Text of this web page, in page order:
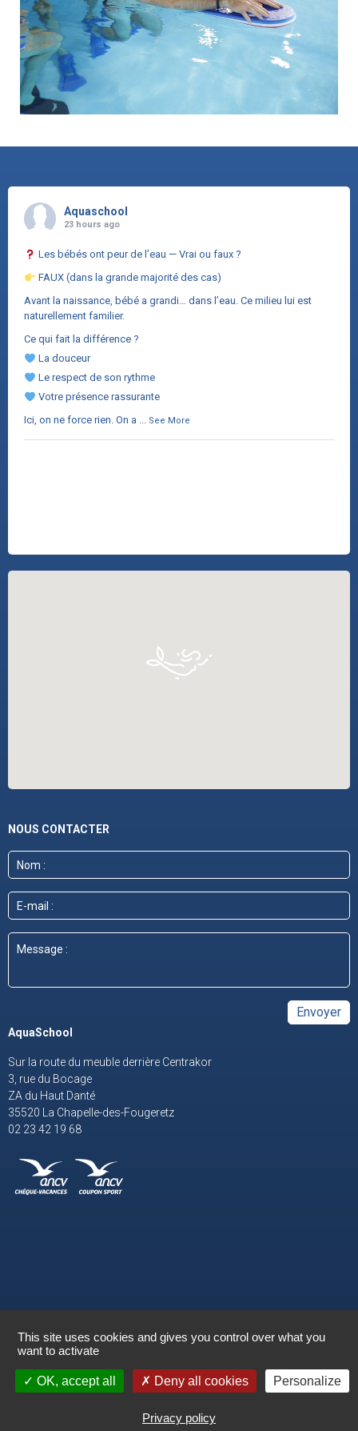
Aquaschool
23 hours ago
Les bébés ont peur de l’eau — Vrai ou faux ?
FAUX (dans la grande majorité des cas)
Avant la naissance, bébé a grandi… dans l’eau. Ce milieu lui est
naturellement familier.
Ce qui fait la différence ?
La douceur
Le respect de son rythme
Votre présence rassurante
Ici, on ne force rien. On a ... See More
NOUS CONTACTER
AquaSchool
Sur la route du meuble derrière Centrakor
3, rue du Bocage
ZA du Haut Danté
35520 La Chapelle-des-Fougeretz
02 23 42 19 68
© Aquaschool 2021
Politique de confidentialité
Mentions légales
Réalisé par :Imagic.fr
This site uses cookies and gives you control over what you
want to activate
OK, accept all Deny all cookies Personalize
Privacy policy